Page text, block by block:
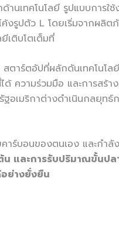
นเทคโนโลยี รูปแบบการใ
งรูปตัว L โดยเริ่มจากผลิ
เติบโตเต็มที่
าร์ตอัปที่ผลักดันเทคโนโล
ความร่วมมือ และการสร้
อเมริกาต่างดำเนินกลยุทธ์
ร์บอนของตนเอง และกำลั
และการรับปริมาณขั้นปล
ย่างยั่งยืน